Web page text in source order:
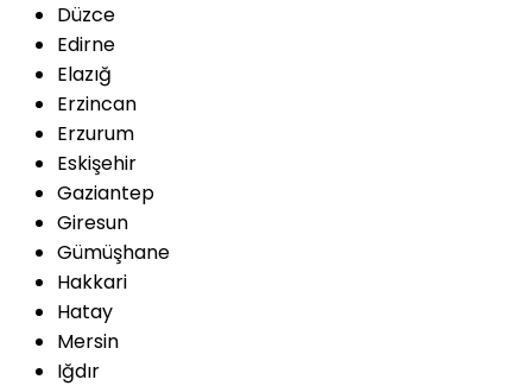
Düzce
Edirne
Elazığ
Erzincan
Erzurum
Eskişehir
Gaziantep
Giresun
Gümüşhane
Hakkari
Hatay
Mersin
Iğdır